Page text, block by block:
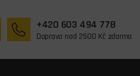
+420 603 494 778
Doprava nad 2500 Kč zdarma